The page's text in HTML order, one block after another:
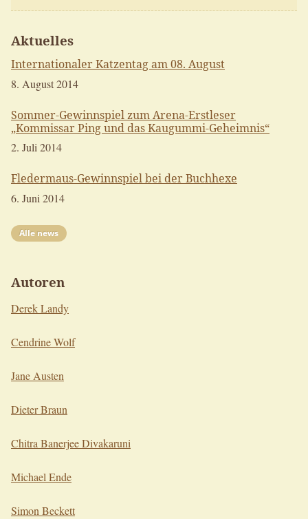
Aktuelles
Internationaler Katzentag am 08. August
8. August 2014
Sommer-Gewinnspiel zum Arena-Erstleser
„Kommissar Ping und das Kaugummi-Geheimnis“
2. Juli 2014
Fledermaus-Gewinnspiel bei der Buchhexe
6. Juni 2014
Alle news
Autoren
Derek Landy
Cendrine Wolf
Jane Austen
Dieter Braun
Chitra Banerjee Divakaruni
Michael Ende
Simon Beckett